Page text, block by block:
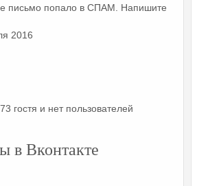
письмо попало в СПАМ. Напишите
2016
гостя и нет пользователей
в Вконтакте